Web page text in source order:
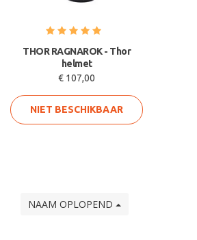
THOR RAGNAROK - Thor
helmet
€ 107,00
NIET BESCHIKBAAR
NAAM OPLOPEND